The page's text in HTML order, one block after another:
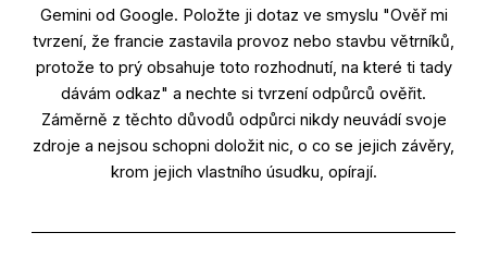
Gemini od Google. Položte ji dotaz ve smyslu "Ověř mi
tvrzení, že francie zastavila provoz nebo stavbu větrníků,
protože to prý obsahuje toto rozhodnutí, na které ti tady
dávám odkaz" a nechte si tvrzení odpůrců ověřit.
Záměrně z těchto důvodů odpůrci nikdy neuvádí svoje
zdroje a nejsou schopni doložit nic, o co se jejich závěry,
krom jejich vlastního úsudku, opírají.